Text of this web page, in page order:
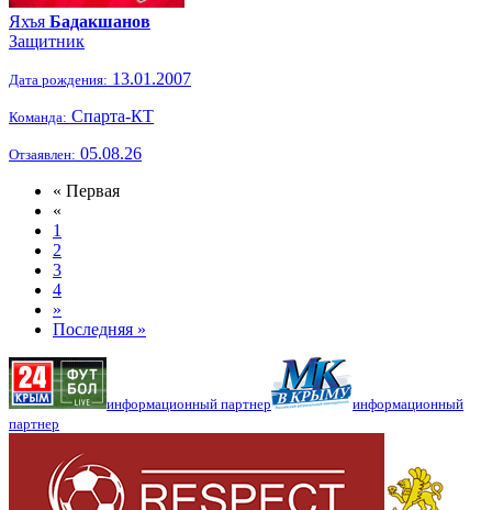
Яхъя Бадакшанов
Защитник
Дата рождения: 13.01.2007
Команда: Спарта-КТ
Отзаявлен: 05.08.26
« Первая
«
1
2
3
4
»
Последняя »
информационный партнер
информационный
партнер